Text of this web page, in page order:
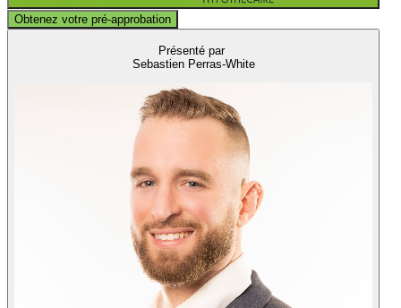
Obtenez votre pré-approbation
Présenté par
Sebastien Perras-White